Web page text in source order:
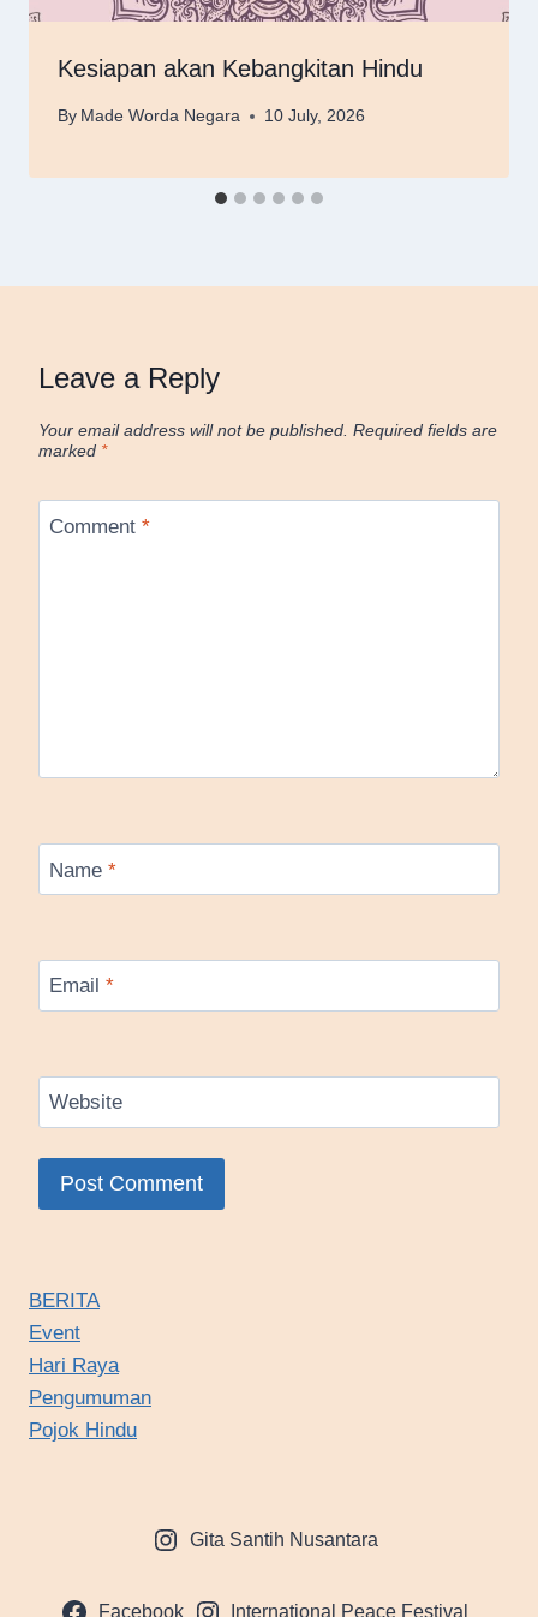
Kesiapan akan Kebangkitan Hindu
By Made Worda Negara 10 July, 2026
Leave a Reply
Your email address will not be published. Required fields are
marked *
Comment *
Name *
Email *
Website
BERITA
Event
Hari Raya
Pengumuman
Pojok Hindu
Gita Santih Nusantara
Facebook International Peace Festival